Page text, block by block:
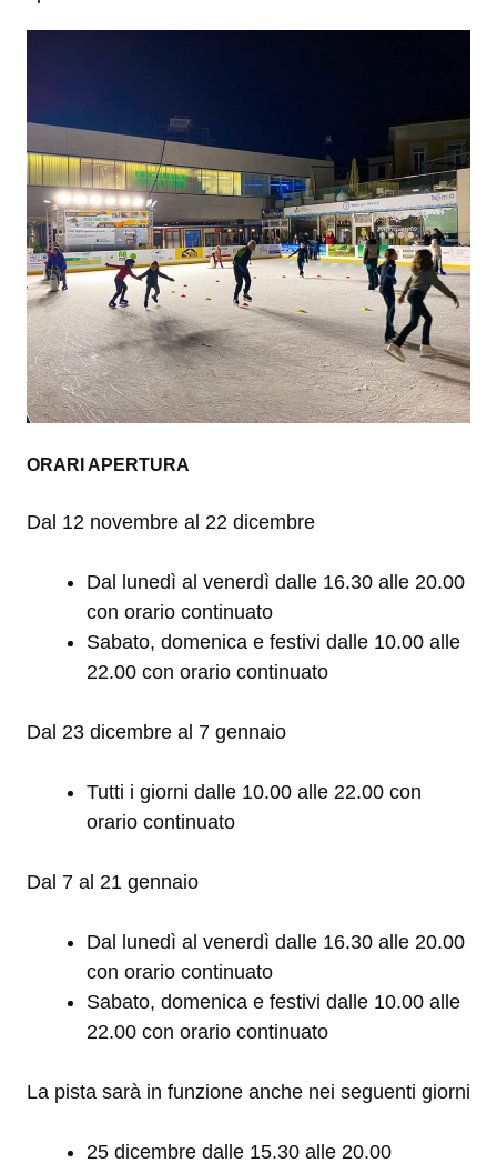
ORARI APERTURA
Dal 12 novembre al 22 dicembre
Dal lunedì al venerdì dalle 16.30 alle 20.00
con orario continuato
Sabato, domenica e festivi dalle 10.00 alle
22.00 con orario continuato
Dal 23 dicembre al 7 gennaio
Tutti i giorni dalle 10.00 alle 22.00 con
orario continuato
Dal 7 al 21 gennaio
Dal lunedì al venerdì dalle 16.30 alle 20.00
con orario continuato
Sabato, domenica e festivi dalle 10.00 alle
22.00 con orario continuato
La pista sarà in funzione anche nei seguenti giorni
25 dicembre dalle 15.30 alle 20.00